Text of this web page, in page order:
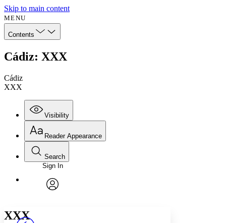
Skip to main content
MENU
Contents
Cádiz: XXX
Cádiz
XXX
Visibility
Annotations
Reader Appearance
Font
Font style
Search
Enter search criteria
Search within:
Sign In
XXX